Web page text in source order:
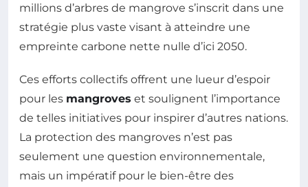
millions d’arbres de mangrove s’inscrit dans une
stratégie plus vaste visant à atteindre une
empreinte carbone nette nulle d’ici 2050.
Ces efforts collectifs offrent une lueur d’espoir
pour les mangroves et soulignent l’importance
de telles initiatives pour inspirer d’autres nations.
La protection des mangroves n’est pas
seulement une question environnementale,
mais un impératif pour le bien-être des